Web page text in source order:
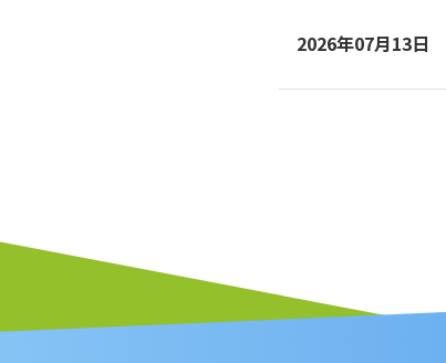
2026年07月13日